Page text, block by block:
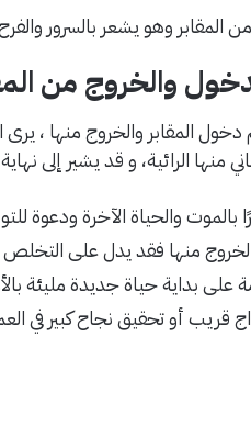
من المقابر وهو يشعر بالسرور
والخروج من
المقابر والخروج منها ،
منها الرائية، و قد يشير إلى
بالموت والحياة الآخرة ودعوة
الخروج منها فقد يدل على
على بداية حياة جديدة مليئة
قريب أو تحقيق نجاح كبير في